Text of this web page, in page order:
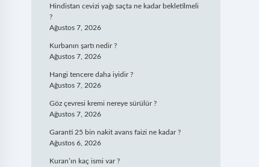
Hindistan cevizi yağı saçta ne kadar bekletilmeli
?
Ağustos 7, 2026
Kurbanın şartı nedir ?
Ağustos 7, 2026
Hangi tencere daha iyidir ?
Ağustos 7, 2026
Göz çevresi kremi nereye sürülür ?
Ağustos 7, 2026
Garanti 25 bin nakit avans faizi ne kadar ?
Ağustos 6, 2026
Kuran’ın kaç ismi var ?